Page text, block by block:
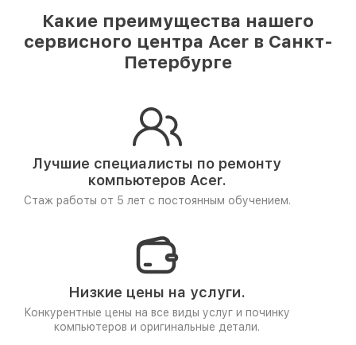
Какие преимущества нашего
сервисного центра Acer в Санкт-
Петербурге
Лучшие специалисты по ремонту
компьютеров Acer.
Стаж работы от 5 лет с постоянным обучением.
Низкие цены на услуги.
Конкурентные цены на все виды услуг и починку
компьютеров и оригинальные детали.